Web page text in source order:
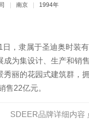
南京 1994年
日，隶属于圣迪奥时装
为集设计、生产和销
丽的花园式建筑群，
售22亿元。
SDEER品牌详细内容